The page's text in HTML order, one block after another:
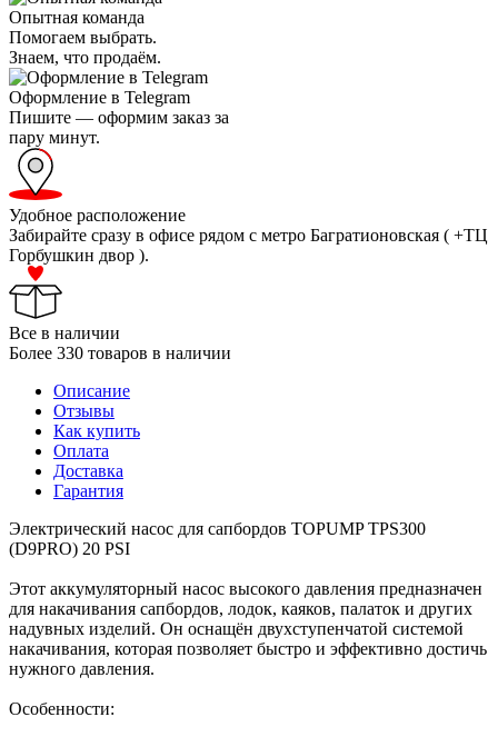
Опытная команда
Помогаем выбрать.
Знаем, что продаём.
Оформление в Telegram
Пишите — оформим заказ за
пару минут.
Удобное расположение
Забирайте сразу в офисе рядом с метро Багратионовская ( +ТЦ
Горбушкин двор ).
Все в наличии
Более 330 товаров в наличии
Описание
Отзывы
Как купить
Оплата
Доставка
Гарантия
Электрический насос для сапбордов TOPUMP TPS300
(D9PRO) 20 PSI
Этот аккумуляторный насос высокого давления предназначен
для накачивания сапбордов, лодок, каяков, палаток и других
надувных изделий. Он оснащён двухступенчатой системой
накачивания, которая позволяет быстро и эффективно достичь
нужного давления.
Особенности: